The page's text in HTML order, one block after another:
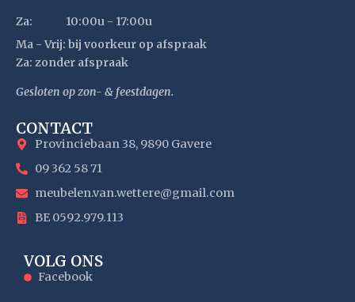
Za:
10:00u - 17:00u
Ma - Vrij: bij voorkeur op afspraak
Za: zonder afspraak
Gesloten op zon- & feestdagen.
CONTACT
Provinciebaan 38, 9890 Gavere
09 362 58 71
meubelen.van.wettere@gmail.com
BE 0592.979.113
VOLG ONS
Facebook